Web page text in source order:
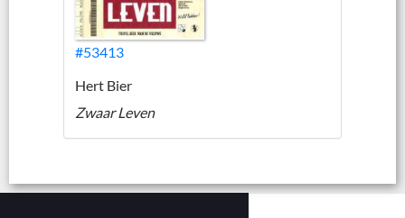
#53413
Hert Bier
Zwaar Leven